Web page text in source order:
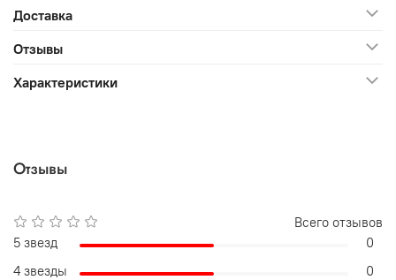
Доставка
Отзывы
Характеристики
Отзывы
Всего отзывов
5 звезд
0
4 звезды
0